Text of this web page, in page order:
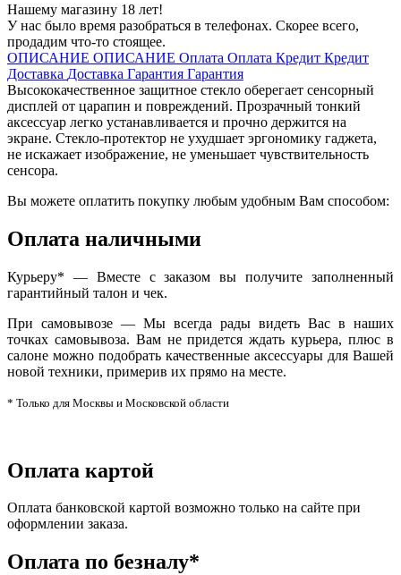
Нашему магазину 18 лет!
У нас было время разобраться в телефонах. Скорее всего,
продадим что-то стоящее.
ОПИСАНИЕ ОПИСАНИЕ Оплата Оплата Кредит Кредит
Доставка Доставка Гарантия Гарантия
Высококачественное защитное стекло оберегает сенсорный
дисплей от царапин и повреждений. Прозрачный тонкий
аксессуар легко устанавливается и прочно держится на
экране. Стекло-протектор не ухудшает эргономику гаджета,
не искажает изображение, не уменьшает чувствительность
сенсора.
Вы можете оплатить покупку любым удобным Вам способом:
Оплата наличными
Курьеру* — Вместе с заказом вы получите заполненный
гарантийный талон и чек.
При самовывозе — Мы всегда рады видеть Вас в наших
точках самовывоза. Вам не придется ждать курьера, плюс в
салоне можно подобрать качественные аксессуары для Вашей
новой техники, примерив их прямо на месте.
* Только для Москвы и Московской области
Оплата картой
Оплата банковской картой возможно только на сайте при
оформлении заказа.
Оплата по безналу*